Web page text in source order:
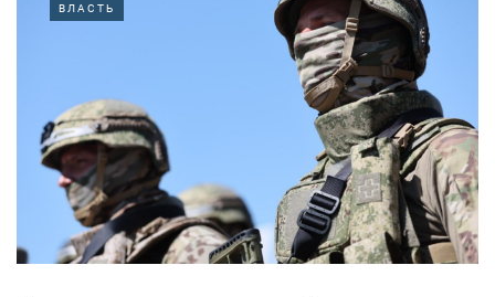
Президент Узбекистана Шавкат Мирзиеев поделится
на Петербургском экономическом форуме (ПМЭФ)
своим видением ситуации в мировой экономике. Об
этом сообщает пресс-служба главы государства.
«Президент Республики Узбекистан...
ВЛАСТЬ